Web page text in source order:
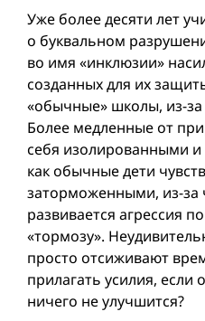
Уже более десяти лет
о буквальном
во имя «инклюзии»
созданных для их
«обычные» школы, из-за
Более медленные от
себя изолированными
как обычные дети
заторможенными, из-за
развивается агрессия
«тормозу».
просто отсиживают
прилагать усилия, если
ничего не улучшится?